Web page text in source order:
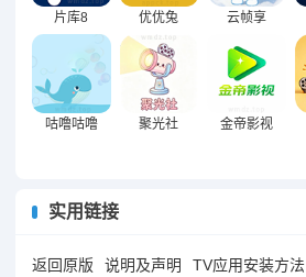
片库8 优优兔 云帧享
咕噜咕噜 聚光社 金帝影视
实用链接
返回原版 说明及声明 TV应用安装方法